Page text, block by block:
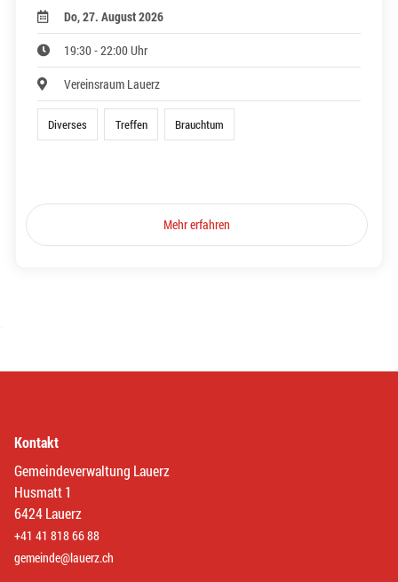
Do, 27. August 2026
19:30 - 22:00 Uhr
Vereinsraum Lauerz
Diverses Treffen Brauchtum
Mehr erfahren
Kontakt
Gemeindeverwaltung Lauerz
Husmatt 1
6424 Lauerz
+41 41 818 66 88
gemeinde@lauerz.ch